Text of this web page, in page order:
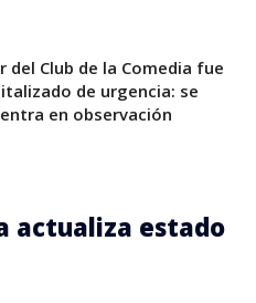
del Club de la Comedia fue
de urgencia: se
en observación
actualiza estado